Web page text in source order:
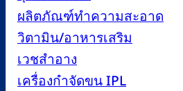
ผลิตภัณฑ์ทำความสะอาด
วิตามิน/อาหารเสริม
เวชสำอาง
เครื่องกำจัดขน IPL